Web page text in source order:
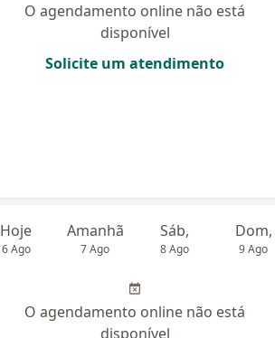
O agendamento online não está
disponível
Solicite um atendimento
Hoje
6 Ago
Amanhã
7 Ago
Sáb,
8 Ago
Dom,
9 Ago
O agendamento online não está
disponível